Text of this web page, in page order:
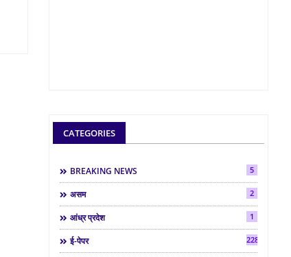
CATEGORIES
BREAKING NEWS 5
असम 2
आंध्र प्रदेश 1
ई-पेपर 2286